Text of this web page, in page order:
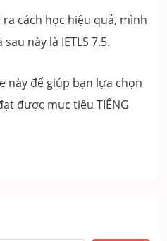
cách học hiệu quả, mình
này là IETLS 7.5.
này để giúp bạn lựa chọn
được mục tiêu TIẾNG